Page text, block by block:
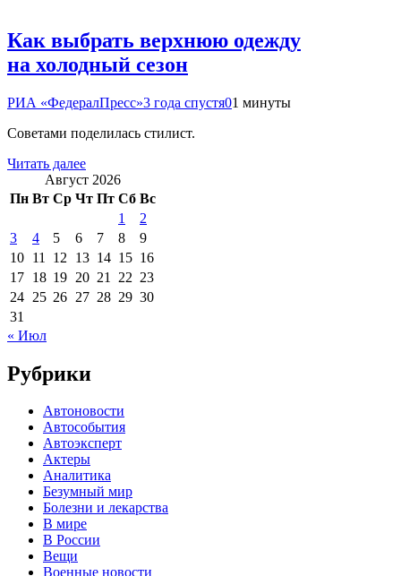
Как выбрать верхнюю одежду
на холодный сезон
РИА «ФедералПресс»3 года спустя01 минуты
Советами поделилась стилист.
Читать далее
Август 2026
Пн Вт Ср Чт Пт Сб Вс
1
2
3
4 5 6 7 8
9
10 11 12 13 14 15 16
17 18 19 20 21 22 23
24 25 26 27 28 29 30
31
« Июл
Рубрики
Автоновости
Автособытия
Автоэксперт
Актеры
Аналитика
Безумный мир
Болезни и лекарства
В мире
В России
Вещи
Военные новости